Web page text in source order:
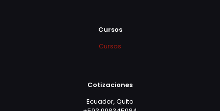
Cursos
Cursos
Cotizaciones
Ecuador, Quito